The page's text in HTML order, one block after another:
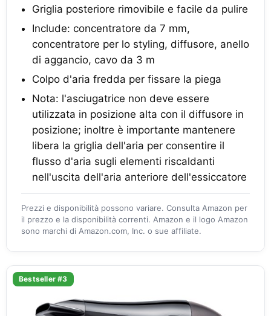
Griglia posteriore rimovibile e facile da pulire
Include: concentratore da 7 mm,
concentratore per lo styling, diffusore, anello
di aggancio, cavo da 3 m
Colpo d'aria fredda per fissare la piega
Nota: l'asciugatrice non deve essere
utilizzata in posizione alta con il diffusore in
posizione; inoltre è importante mantenere
libera la griglia dell'aria per consentire il
flusso d'aria sugli elementi riscaldanti
nell'uscita dell'aria anteriore dell'essiccatore
Prezzi e disponibilità possono variare. Consulta Amazon per
il prezzo e la disponibilità correnti. Amazon e il logo Amazon
sono marchi di Amazon.com, Inc. o sue affiliate.
Bestseller #3